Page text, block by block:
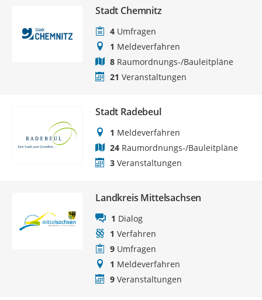
Stadt Chemnitz
4 Umfragen
1 Meldeverfahren
8 Raumordnungs-/Bauleitpläne
21 Veranstaltungen
Stadt Radebeul
1 Meldeverfahren
24 Raumordnungs-/Bauleitpläne
3 Veranstaltungen
Landkreis Mittelsachsen
1 Dialog
1 Verfahren
9 Umfragen
1 Meldeverfahren
9 Veranstaltungen